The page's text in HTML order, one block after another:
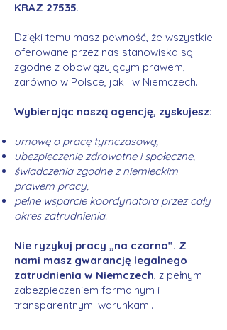
KRAZ 27535.
Dzięki temu masz pewność, że wszystkie
oferowane przez nas stanowiska są
zgodne z obowiązującym prawem,
zarówno w Polsce, jak i w Niemczech.
Wybierając naszą agencję, zyskujesz:
umowę o pracę tymczasową,
ubezpieczenie zdrowotne i społeczne,
świadczenia zgodne z niemieckim
prawem pracy,
pełne wsparcie koordynatora przez cały
okres zatrudnienia.
Nie ryzykuj pracy „na czarno”. Z
nami masz gwarancję legalnego
zatrudnienia w Niemczech, z pełnym
zabezpieczeniem formalnym i
transparentnymi warunkami.